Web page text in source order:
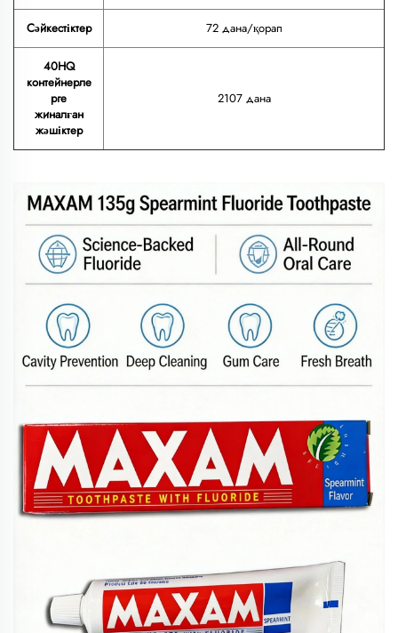
Сәйкестіктер 72 дана/қорап
40HQ
контейнерле
рге
жиналған
жәшіктер
2107 дана